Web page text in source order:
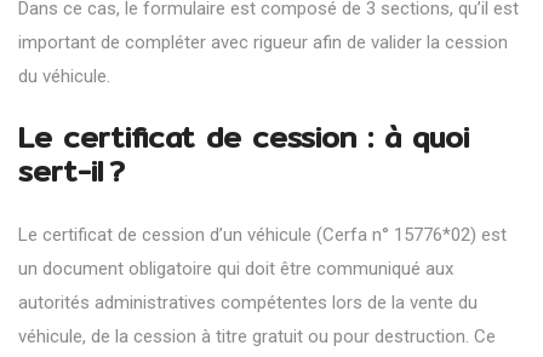
Dans ce cas, le formulaire est composé de 3 sections, qu’il est
important de compléter avec rigueur afin de valider la cession
du véhicule.
Le certificat de cession : à quoi
sert-il ?
Le certificat de cession d’un véhicule (Cerfa n° 15776*02) est
un document obligatoire qui doit être communiqué aux
autorités administratives compétentes lors de la vente du
véhicule, de la cession à titre gratuit ou pour destruction. Ce